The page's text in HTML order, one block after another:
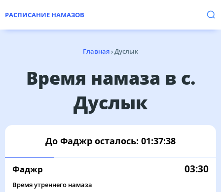
РАСПИСАНИЕ НАМАЗОВ
Главная›Дуслык
Время намаза в с.
Дуслык
До Фаджр осталось: 01:37:38
Фаджр 03:30
Время утреннего намаза